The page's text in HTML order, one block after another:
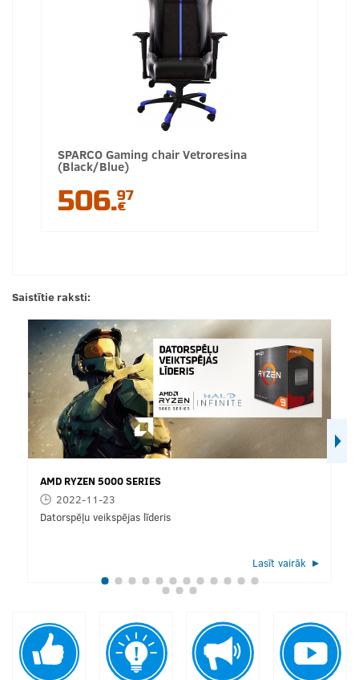
SPARCO Gaming chair Vetroresina
(Black/Blue)
506.97
€
Saistītie raksti:
AMD RYZEN 5000 SERIES
2022-11-23
Datorspēļu veikspējas līderis
Lasīt vairāk